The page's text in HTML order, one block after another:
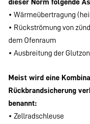
• Wärmeübertragung
• Rückströmung von
dem Ofenraum
• Ausbreitung der
Meist wird eine
Rückbrandsicherung
benannt:
• Zellradschleuse